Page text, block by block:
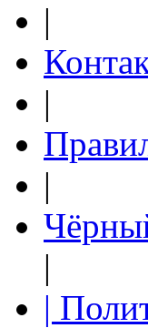
|
|
|
|
|